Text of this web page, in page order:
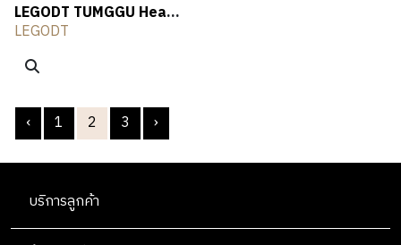
LEGODT TUMGGU Heart
Mirror Keychain
LEGODT
‹ 1 2 3 ›
บริการลูกค้า